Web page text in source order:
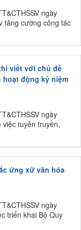
ngày
tăng cường công tác
viết với chủ đề
hoạt động kỷ niệm
ngày
tuyên truyền,
ứng xử văn hóa
ngày
triển khai Bộ Quy